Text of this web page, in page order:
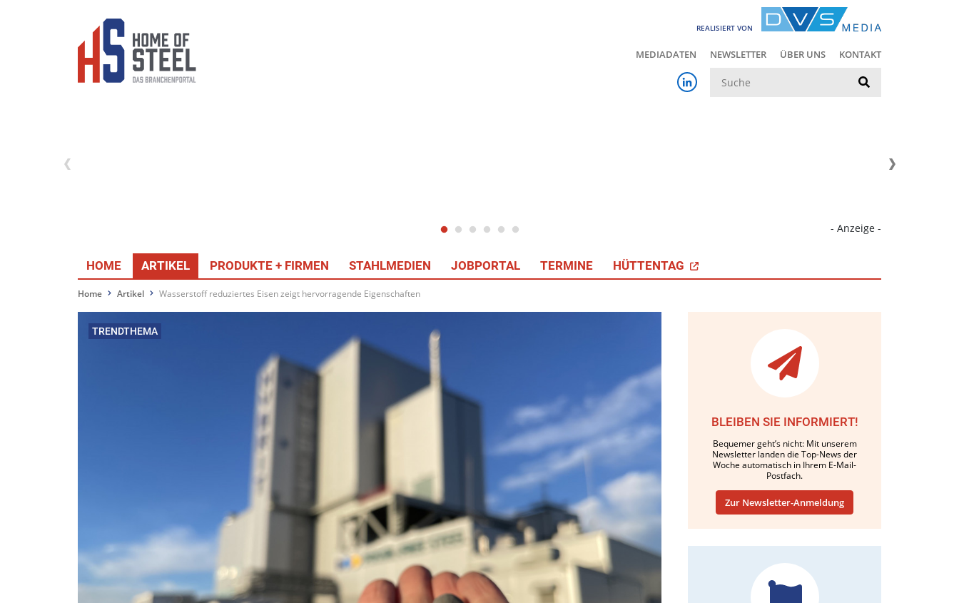
REALISIERT VON
MEDIADATEN NEWSLETTER ÜBER UNS KONTAKT
- Anzeige -
HOME ARTIKEL PRODUKTE + FIRMEN STAHLMEDIEN JOBPORTAL TERMINE HÜTTENTAG
Home Artikel Wasserstoff reduziertes Eisen zeigt hervorragende Eigenschaften
TRENDTHEMA
BLEIBEN SIE INFORMIERT!
Bequemer geht’s nicht: Mit unserem
Newsletter landen die Top-News der
Woche automatisch in Ihrem E-Mail-
Postfach.
Zur Newsletter-Anmeldung